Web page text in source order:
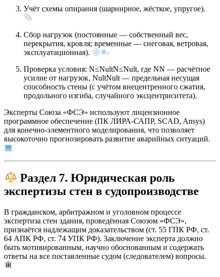
Учёт схемы опирания (шарнирное, жёсткое, упругое).
Сбор нагрузок (постоянные — собственный вес,
перекрытия, кровля; временные — снеговая, ветровая,
эксплуатационная).
Проверка условия: N≤NultN≤Nult, где NN — расчётное
усилие от нагрузок, NultNult — предельная несущая
способность стены (с учётом внецентренного сжатия,
продольного изгиба, случайного эксцентриситета).
Эксперты Союза «ФСЭ» используют лицензионное
программное обеспечение (ПК ЛИРА-САПР, SCAD, Ansys)
для конечно-элементного моделирования, что позволяет
высокоточно прогнозировать развитие аварийных ситуаций.
Раздел 7. Юридическая роль
экспертизы стен в судопроизводстве
В гражданском, арбитражном и уголовном процессе
экспертиза стен здания, проведённая Союзом «ФСЭ»,
признаётся надлежащим доказательством (ст. 55 ГПК РФ, ст.
64 АПК РФ, ст. 74 УПК РФ). Заключение эксперта должно
быть мотивированным, научно обоснованным и содержать
ответы на все поставленные судом (следователем) вопросы.